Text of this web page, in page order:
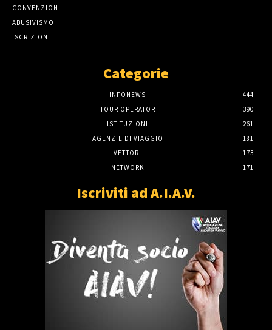
CONVENZIONI
ABUSIVISMO
ISCRIZIONI
Categorie
INFONEWS
444
TOUR OPERATOR
390
ISTITUZIONI
261
AGENZIE DI VIAGGIO
181
VETTORI
173
NETWORK
171
Iscriviti ad A.I.A.V.